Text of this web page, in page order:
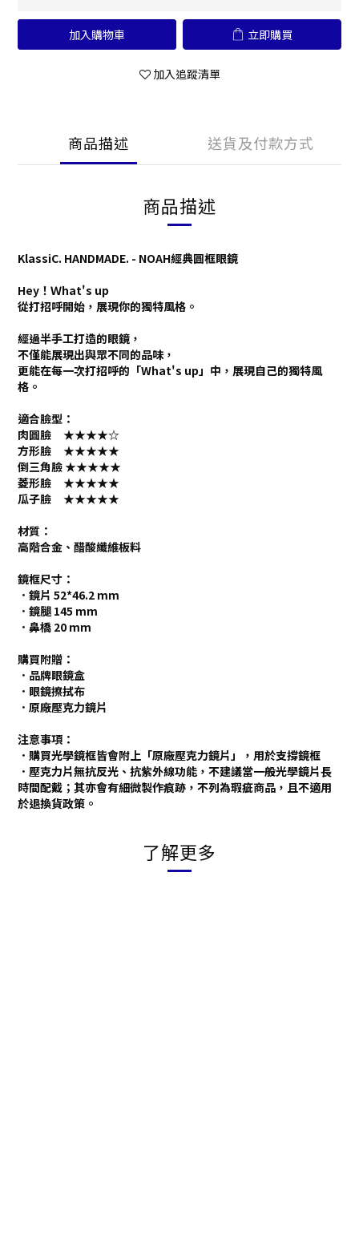
加入購物車 立即購買
加入追蹤清單
商品描述 送貨及付款方式
商品描述
KlassiC. HANDMADE. - NOAH經典圓框眼鏡
Hey！Ｗhat's up
從打招呼開始，展現你的獨特風格。
經過半手工打造的眼鏡，
不僅能展現出與眾不同的品味，
更能在每一次打招呼的「What's up」中，展現自己的獨特風
格。
適合臉型：
肉圓臉 ★★★★☆
方形臉 ★★★★★
倒三角臉 ★★★★★
菱形臉 ★★★★★
瓜子臉 ★★★★★
材質：
高階合金、醋酸纖維板料
鏡框尺寸：
．鏡片 52*46.2 mm
．鏡腿 145 mm
．鼻橋 20 mm
購買附贈：
．品牌眼鏡盒
．眼鏡擦拭布
．原廠壓克力鏡片
注意事項：
．購買光學鏡框皆會附上「原廠壓克力鏡片」，用於支撐鏡框
．壓克力片無抗反光、抗紫外線功能，不建議當一般光學鏡片長
時間配戴；其亦會有細微製作痕跡，不列為瑕疵商品 ，且不適用
於退換貨政策。
了解更多